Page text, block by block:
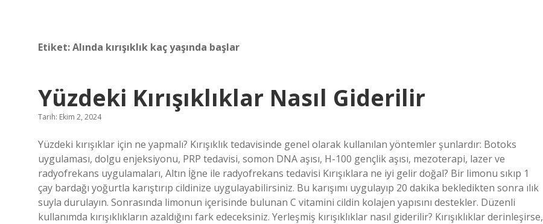
Etiket:Alında kırışıklık kaç yaşında başlar
Yüzdeki Kırışıklıklar Nasıl Giderilir
Tarih: Ekim 2, 2024
Yüzdeki kırışıklar için ne yapmalı? Kırışıklık tedavisinde genel olarak kullanılan yöntemler şunlardır: Botoks
uygulaması, dolgu enjeksiyonu, PRP tedavisi, somon DNA aşısı, H-100 gençlik aşısı, mezoterapi, lazer ve
radyofrekans uygulamaları, Altın İğne ile radyofrekans tedavisi Kırışıklara ne iyi gelir doğal? Bir limonu sıkıp 1
çay bardağı yoğurtla karıştırıp cildinize uygulayabilirsiniz. Bu karışımı uygulayıp 20 dakika bekledikten sonra ılık
suyla durulayın. Sonrasında limonun içerisinde bulunan C vitamini cildin kolajen yapısını destekler. Düzenli
kullanımda kırışıklıkların azaldığını fark edeceksiniz. Yerleşmiş kırışıklıklar nasıl giderilir? Kırışıklıklar derinleşirse,